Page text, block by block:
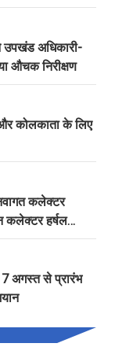
अधिकारी-
औचक निरीक्षण
कोलकाता के लिए
कलेक्टर
कलेक्टर हर्षल
अगस्त से प्रारंभ